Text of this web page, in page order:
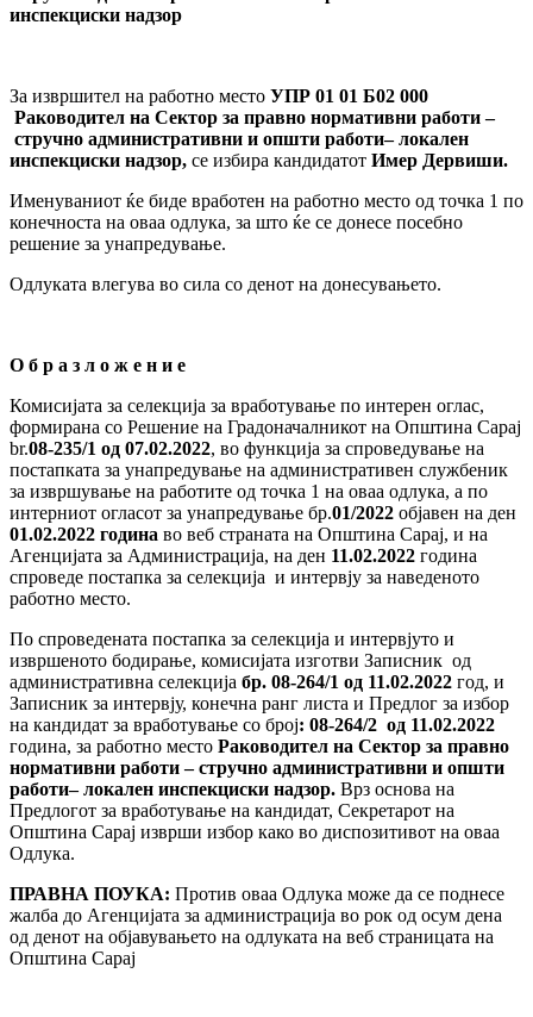
инспекциски надзор
За извршител на работно место УПР 01 01 Б02 000
Раководител на Сектор за правно нормативни работи –
стручно административни и општи работи– локален
инспекциски надзор, се избира кандидатот Имер Дервиши.
Именуваниот ќе биде вработен на работно место од точка 1 по
конечноста на оваа одлука, за што ќе се донесе посебно
решение за унапредување.
Одлуката влегува во сила со денот на донесувањето.
О б р а з л о ж е н и е
Комисијата за селекција за вработување по интерен оглас,
формирана со Решение на Градоначалникот на Општина Сарај
br.08-235/1 од 07.02.2022, во функција за спроведување на
постапката за унапредување на административен службеник
за извршување на работите од точка 1 на оваа одлука, а по
интерниот огласот за унапредување бр.01/2022 објавен на ден
01.02.2022 година во веб страната на Општина Сарај, и на
Агенцијата за Администрација, на ден 11.02.2022 година
спроведе постапка за селекција и интервју за наведеното
работно место.
По спроведената постапка за селекција и интервјуто и
извршеното бодирање, комисијата изготви Записник од
административна селекција бр. 08-264/1 од 11.02.2022 год, и
Записник за интервју, конечна ранг листа и Предлог за избор
на кандидат за вработување со број: 08-264/2 од 11.02.2022
година, за работно место Раководител на Сектор за правно
нормативни работи –стручно административни и општи
работи– локален инспекциски надзор. Bрз основа на
Предлогот за вработување на кандидат, Секретарот на
Општина Сарај изврши избор како во диспозитивот на оваа
Одлука.
ПРАВНА ПОУКА: Против оваа Одлука може да се поднесе
жалба до Агенцијата за администрација во рок од осум дена
од денот на објавувањето на одлуката на веб страницата на
Општина Сарај